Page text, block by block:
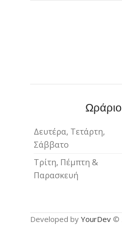
Δευτέρα, Τετάρτη,
Σάββατο
Τρίτη, Πέμπτη &
Παρασκευή
Developed by YourDev ©